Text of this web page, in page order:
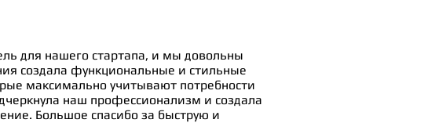
для нашего стартапа, и мы довольны
создала функциональные и стильные
максимально учитывают потребности
наш профессионализм и создала
Большое спасибо за быструю и